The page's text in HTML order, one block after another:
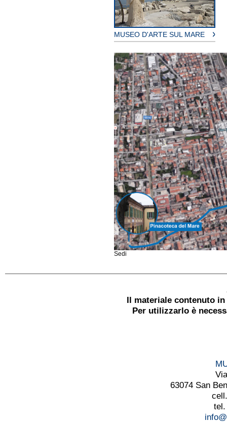
MUSEO D'ARTE SUL MARE
Sedi
Il materiale contenuto
Per utilizzarlo è
63074 San
tel.